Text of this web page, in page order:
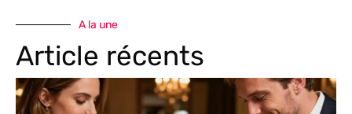
A la une
Article récents